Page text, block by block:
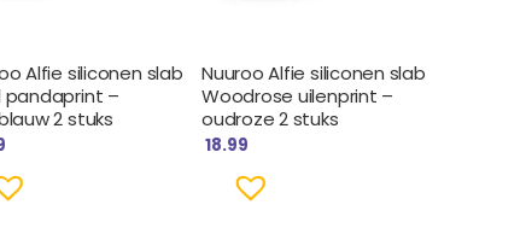
Alfie siliconen slab
pandaprint –
2 stuks
Nuuroo Alfie siliconen slab
Woodrose uilenprint –
oudroze 2 stuks
18.99